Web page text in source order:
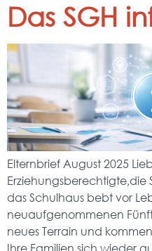
Das SGH
Elternbrief August 2025
das Schulhaus bebt vor
neuaufgenommenen
neues Terrain und
Ihre Familien sich wieder